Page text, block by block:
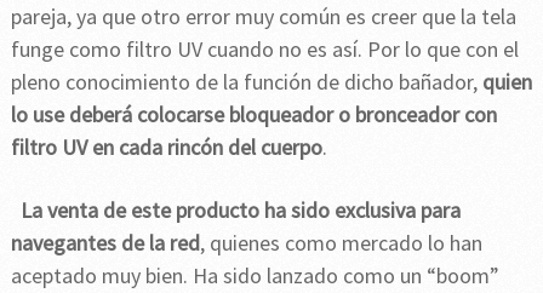
pareja, ya que otro error muy común es creer que la tela
funge como filtro UV cuando no es así. Por lo que con el
pleno conocimiento de la función de dicho bañador, quien
lo use deberá colocarse bloqueador o bronceador con
filtro UV en cada rincón del cuerpo.
La venta de este producto ha sido exclusiva para
navegantes de la red, quienes como mercado lo han
aceptado muy bien. Ha sido lanzado como un “boom”